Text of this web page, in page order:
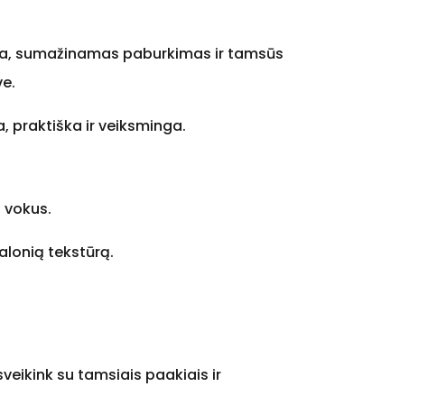
skaistalai,
lūpų dažai
Crème
sumažinamas paburkimas ir tamsūs
praktiška ir veiksminga.
tekstūrą.
su tamsiais paakiais ir